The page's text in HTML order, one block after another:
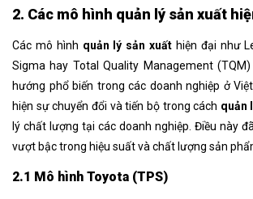
2. Các mô hình quản lý sản xuất
Các mô hình quản lý sản xuất hiện đại như
Sigma hay Total Quality Management
hướng phổ biến trong các doanh nghiệp ở
hiện sự chuyển đổi và tiến bộ trong cách quản
lý chất lượng tại các doanh nghiệp. Điều này
vượt bậc trong hiệu suất và chất lượng sản
2.1 Mô hình Toyota (TPS)